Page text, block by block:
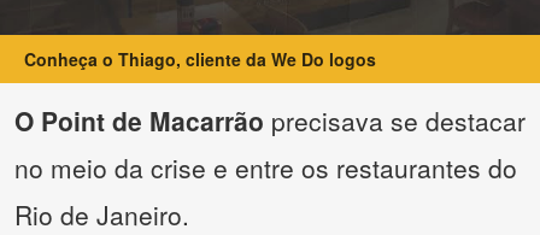
Conheça o Thiago, cliente da We Do logos
O Point de Macarrão precisava se destacar
no meio da crise e entre os restaurantes do
Rio de Janeiro.